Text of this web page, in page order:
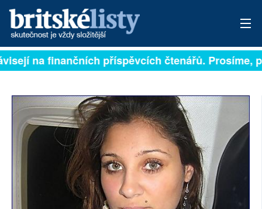
PŘIHLÁSIT
ARCHIV
ROZHOVORY
NEJČTENĚJŠÍ ZA 7 DNÍ
na finančních příspěvcích čtenářů. Prosíme,